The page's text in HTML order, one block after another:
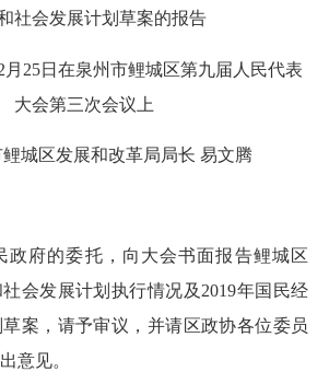
会发展计划草案的报告
日在泉州市鲤城区第九届人民代表
大会第三次会议上
区发展和改革局局长 易文腾
府的委托，向大会书面报告鲤城区
会发展计划执行情况及2019年国民经
案，请予审议，并请区政协各位委员
意见。